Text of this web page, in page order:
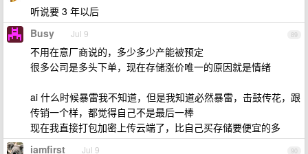
听说要 3 年以后
89
Busy Jul 9
不用在意厂商说的，多少多少产能被预定
很多公司是多头下单，现在存储涨价唯一的原因就是情绪
ai 什么时候暴雷我不知道，但是我知道必然暴雷，击鼓传花，跟
传销一个样，都觉得自己不是最后一棒
现在我直接打包加密上传云端了，比自己买存储要便宜的多
90
iamfirst Jul 9